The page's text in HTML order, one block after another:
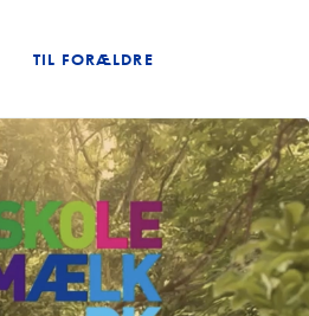
TIL FORÆLDRE